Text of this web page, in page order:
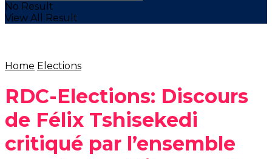
No Result
View All Result
Home Elections
RDC-Elections: Discours
de Félix Tshisekedi
critiqué par l’ensemble